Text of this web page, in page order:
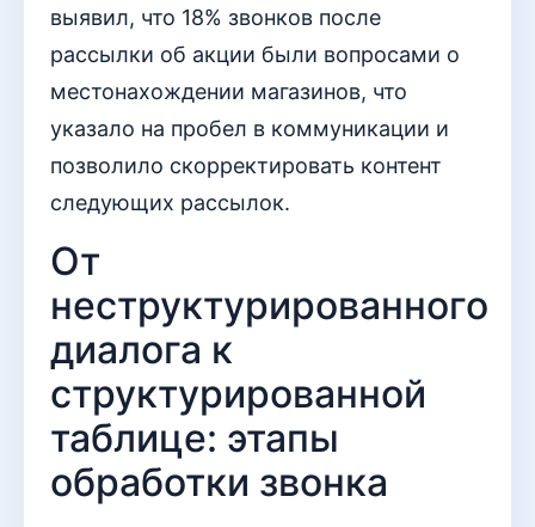
выявил, что 18% звонков после
рассылки об акции были вопросами о
местонахождении магазинов, что
указало на пробел в коммуникации и
позволило скорректировать контент
следующих рассылок.
От
неструктурированного
диалога к
структурированной
таблице: этапы
обработки звонка